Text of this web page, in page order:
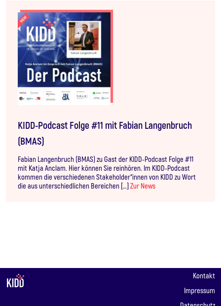
KIDD-Podcast Folge #11 mit Fabian Langenbruch
(BMAS)
Fabian Langenbruch (BMAS) zu Gast der KIDD-Podcast Folge #11
mit Katja Anclam. Hier können Sie reinhören. Im KIDD-Podcast
kommen die verschiedenen Stakeholder*innen von KIDD zu Wort
die aus unterschiedlichen Bereichen […]Zur News
Kontakt
Impressum